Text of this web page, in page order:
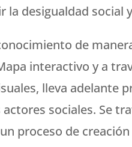
la desigualdad social
de
interactivo y a
lleva adelante
sociales. Se
proceso de